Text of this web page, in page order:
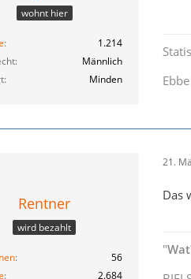
wohnt hier
1.214
Männlich
Minden
Rentner
wird bezahlt
56
2.684
21.
Das
"